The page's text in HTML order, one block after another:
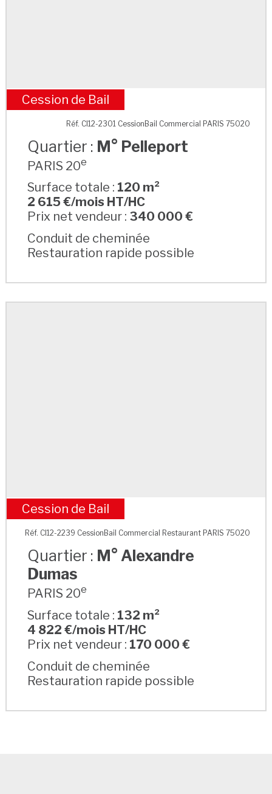
M° Pelleport
Cession de Bail
Réf. CI12-2301 CessionBail Commercial PARIS 75020
Quartier : M° Pelleport
PARIS 20e
Surface totale : 120 m²
2 615 €/mois HT/HC
Prix net vendeur : 340 000 €
Conduit de cheminée
Restauration rapide possible
M° Alexandre Dumas
Cession de Bail
Réf. CI12-2239 CessionBail Commercial Restaurant PARIS 75020
Quartier : M° Alexandre
Dumas
PARIS 20e
Surface totale : 132 m²
4 822 €/mois HT/HC
Prix net vendeur : 170 000 €
Conduit de cheminée
Restauration rapide possible